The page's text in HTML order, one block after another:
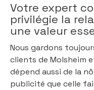
Votre expert
privilégie la
une valeur
Nous gardons
clients de Molsheim
dépend aussi de la
publicité que celle